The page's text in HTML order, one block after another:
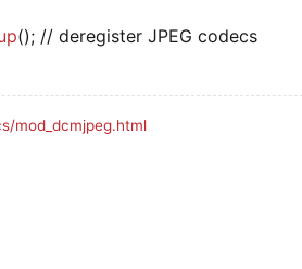
(); // deregister JPEG codecs
mod_dcmjpeg.html